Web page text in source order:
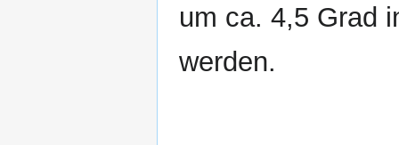
um ca. 4,5 Grad
werden.